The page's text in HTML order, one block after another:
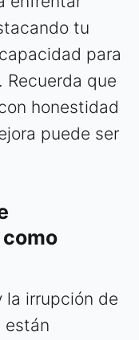
tu
para
que
honestidad
puede ser
la irrupción de
están